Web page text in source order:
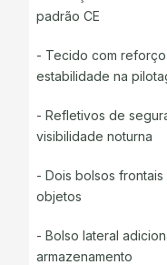
padrão CE
- Tecido com
estabilidade na
- Refletivos de
visibilidade noturna
- Dois bolsos
objetos
- Bolso lateral
armazenamento